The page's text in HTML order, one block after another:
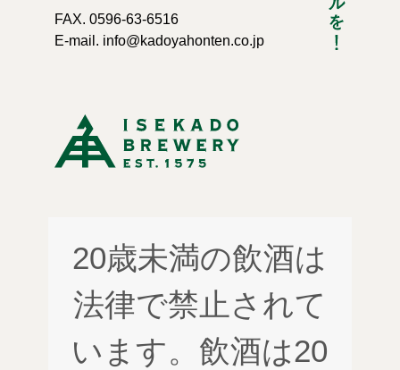
FAX. 0596-63-6516
E-mail. info@kadoyahonten.co.jp
20歳未満の飲酒は
法律で禁止されて
います。飲酒は20